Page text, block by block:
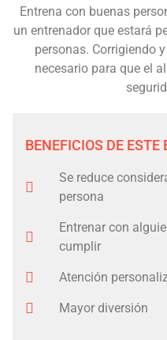
Entrena con buenas
un entrenador que estará
personas. Corrigiendo
necesario para que el
BENEFICIOS DE
Se reduce
persona
Entrenar con
cumplir
Atención
Mayor diversión